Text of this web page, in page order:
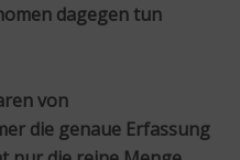
dagegen tun
von
die genaue Erfassung